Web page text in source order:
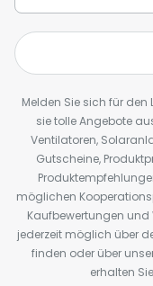
Melden Sie sich für
sie tolle Angebote
Ventilatoren,
Gutscheine,
möglichen
Kaufbewertungen und
jederzeit möglich über
finden oder über
erhalten